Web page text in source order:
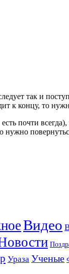
так и
к концу, то
почти
Видео
Ураза Ученые